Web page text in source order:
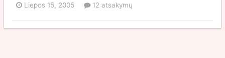
Liepos 15, 2005 12 atsakymų